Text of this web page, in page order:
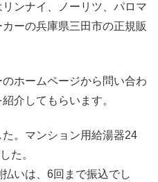
ンナイ、ノーリツ、パロマ
ーの兵庫県三田市の正規販
ホームページから問い合わ
介してもらいます。
。マンション用給湯器24
た。
いは、6回まで振込でし